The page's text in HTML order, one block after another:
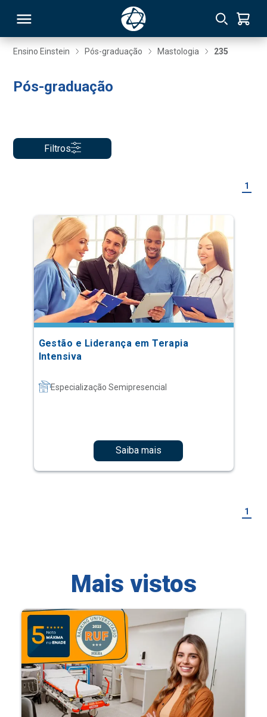
Ensino Einstein Pós-graduação Mastologia 235
Pós-graduação
Filtros
1
Gestão e Liderança em Terapia
Intensiva
Especialização Semipresencial
Saiba mais
1
Mais vistos